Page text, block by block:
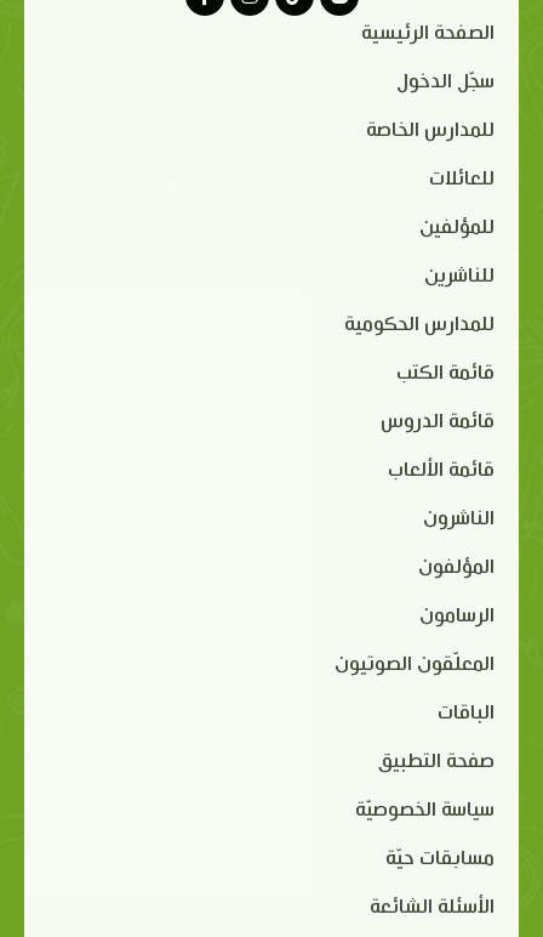
الصفحة الرئيسية
سجّل الدخول
للمدارس الخاصة
للعائلات
للمؤلفين
للناشرين
للمدارس الحكومية
قائمة الكتب
قائمة الدروس
قائمة الألعاب
الناشرون
المؤلفون
الرسامون
المعلّقون الصوتيون
الباقات
صفحة التطبيق
سياسة الخصوصيّة
مسابقات حيّة
الأسئلة الشائعة